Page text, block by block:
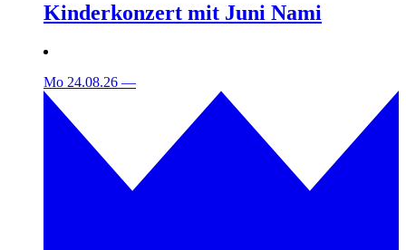
Kinderkonzert mit Juni Nami
Mo 24.08.26 —